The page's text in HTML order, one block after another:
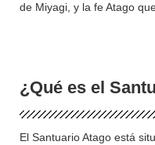
de Miyagi, y la fe Atago
¿Qué es el
El Santuario Atago está